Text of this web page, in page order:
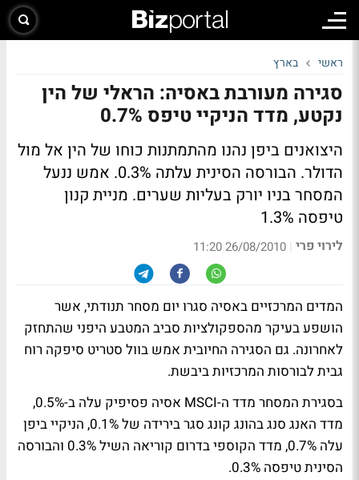
ראשי בארץ
סגירה מעורבת באסיה: הראלי של הין
נקטע, מדד הניקיי טיפס 0.7%
היצואנים ביפן נהנו מהתמתנות כוחו של הין אל מול
הדולר. הבורסה הסינית עלתה 0.3%. אמש ננעל
המסחר בניו יורק בעליות שערים. מניית קנון
טיפסה 1.3%
לירוי פרי |
26/08/2010 11:20
המדים המרכזיים באסיה סגרו יום מסחר תנודתי, אשר
הושפע בעיקר מהספקולציות סביב המטבע היפני שהתחזק
לאחרונה. גם הסגירה החיובית אמש בוול סטריט סיפקה רוח
גבית לבורסות המרכזיות ביבשת.
בסגירת המסחר מדד ה-MSCI אסיה פסיפיק עלה ב-0.5%,
מדד האנג סנג בהונג קונג סגר בירידה של 0.1%, הניקיי ביפן
עלה 0.7%, מדד הקוספי בדרום קוריאה השיל 0.3% והבורסה
הסינית טיפסה 0.3%.